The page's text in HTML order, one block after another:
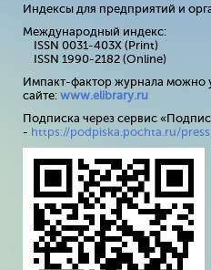
Индексы для предприятий и
Международный индекс:
ISSN 0031-403X (Print)
ISSN 1990-2182 (Online)
Импакт-фактор журнала можно
сайте: www.elibrary.ru
Подписка через сервис
- https://podpiska.pochta.ru/